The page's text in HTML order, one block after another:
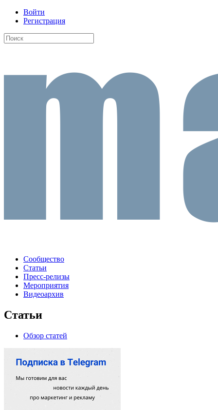
Войти
Регистрация
Сообщество
Статьи
Пресс-релизы
Мероприятия
Видеоархив
Статьи
Обзор статей